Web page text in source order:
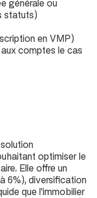
générale ou
statuts)
en VMP)
comptes le cas
optimiser le
Elle offre un
6%), diversification
que l'immobilier